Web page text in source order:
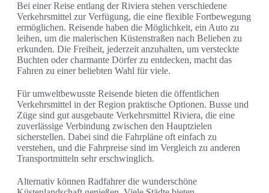
Bei einer Reise entlang der Riviera stehen verschiedene
Verkehrsmittel zur Verfügung, die eine flexible Fortbewegung
ermöglichen. Reisende haben die Möglichkeit, ein Auto zu
leihen, um die malerischen Küstenstraßen nach Belieben zu
erkunden. Die Freiheit, jederzeit anzuhalten, um versteckte
Buchten oder charmante Dörfer zu entdecken, macht das
Fahren zu einer beliebten Wahl für viele.
Für umweltbewusste Reisende bieten die öffentlichen
Verkehrsmittel in der Region praktische Optionen. Busse und
Züge sind gut ausgebaute Verkehrsmittel Riviera, die eine
zuverlässige Verbindung zwischen den Hauptzielen
sicherstellen. Dabei sind die Fahrpläne oft einfach zu
verstehen, und die Fahrpreise sind im Vergleich zu anderen
Transportmitteln sehr erschwinglich.
Alternativ können Radfahrer die wunderschöne